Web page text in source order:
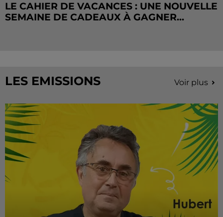
LE CAHIER DE VACANCES : UNE NOUVELLE
SEMAINE DE CADEAUX À GAGNER...
LES EMISSIONS Voir plus